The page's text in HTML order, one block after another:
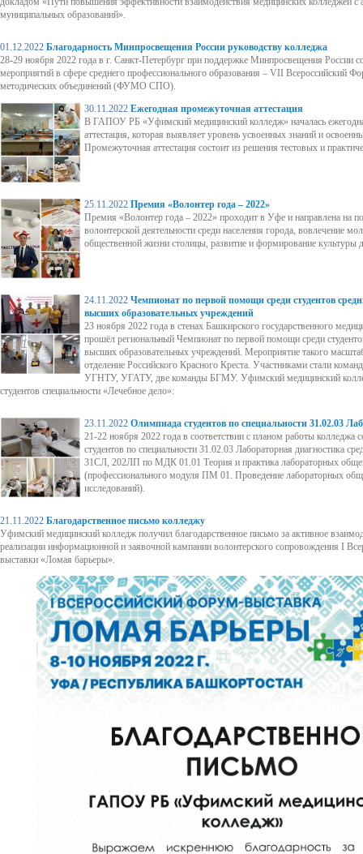
муниципальных образований».
01.12.2022 Благодарность Минпросвещения России руководству колледжа
28-29 ноября 2022 года в г. Санкт-Петербург при поддержке Минпросвещения России
мероприятий в сфере среднего профессионального образования – VII Всероссийский
методических объединений (ФУМО СПО).
30.11.2022 Ежегодная промежуточная аттестация
В ГАПОУ РБ «Уфимский медицинский колледж» началась
аттестация, которая выявляет уровень усвоенных знаний и
Промежуточная аттестация состоит из решения тестовых и
25.11.2022 Премия «Волонтер года – 2022»
Премия «Волонтер года – 2022» проходит в Уфе и направлена на
волонтерской деятельности среди населения города, вовлечение
общественной жизни столицы, развитие и формирование культуры
24.11.2022 Чемпионат по первой помощи среди студентов
высших образовательных учреждений
23 ноября 2022 года в стенах Башкирского государственного
прошёл региональный Чемпионат по первой помощи среди
высших образовательных учреждений. Мероприятие такого
отделение Российского Красного Креста. Участниками стали
УГНТУ, УГАТУ, две команды БГМУ. Уфимский медицинский
студентов специальности «Лечебное дело»:
23.11.2022 Олимпиада студентов по специальности 31.02.03
21-22 ноября 2022 года в соответствии с планом работы колледжа
студентов по специальности 31.02.03 Лабораторная диагностика
31СЛ, 202ЛП по МДК 01.01 Теория и практика лабораторных
(профессионального модуля ПМ 01. Проведение лабораторных
исследований).
21.11.2022 Благодарственное письмо колледжу
Уфимский медицинский колледж получил благодарственное письмо за активное
реализации информационной и заявочной кампании волонтерского сопровождения I
выставки «Ломая барьеры».